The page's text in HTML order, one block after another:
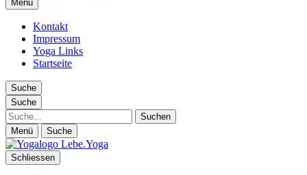
Yoga erleben in Wien, Florida… Yoga Magazin, Yogabücher,
Yogavideos…
Menü
Kontakt
Impressum
Yoga Links
Startseite
Suche
Suche
Suche
Menü Suche
Schliessen